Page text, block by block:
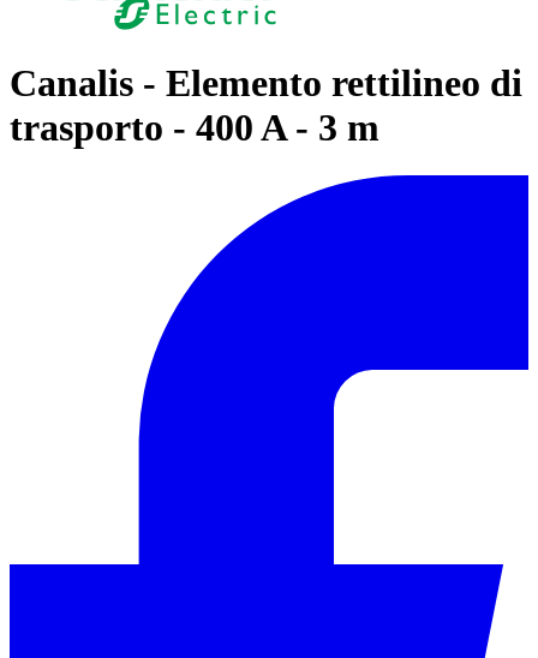
Canalis - Elemento rettilineo di
trasporto - 400 A - 3 m